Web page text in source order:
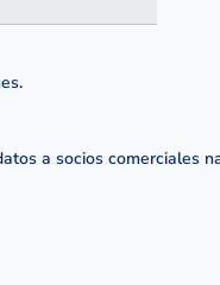
a socios comerciales